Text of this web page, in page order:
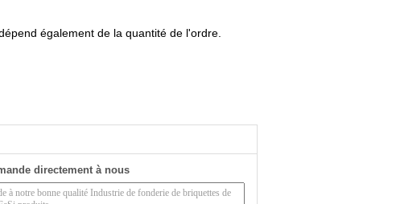
également de la quantité de l'ordre.
directement à nous